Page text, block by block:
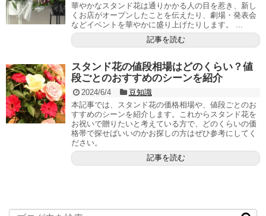
華やかなスタンド花は通りかかる人の目を惹き、新し
くお店がオープンしたことを伝えたり、劇場・発表会
などイベントを華やかに盛り上げたりします。 ...
記事を読む
スタンド花の値段相場はどのくらい？値
段ごとのおすすめのシーンを紹介
2024/6/4
豆知識
本記事では、スタンド花の価格相場や、値段ごとのお
すすめのシーンを紹介します。これからスタンド花を
お祝いで贈りたいと考えている方で、どのくらいの価
格帯で探せばいいのかお探しの方はぜひ参考にしてく
ださい。
記事を読む